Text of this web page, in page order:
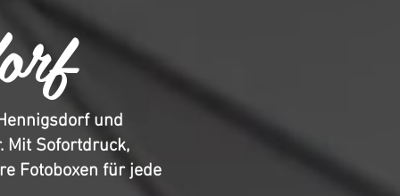
und
Mit Sofortdruck,
Fotoboxen für jede